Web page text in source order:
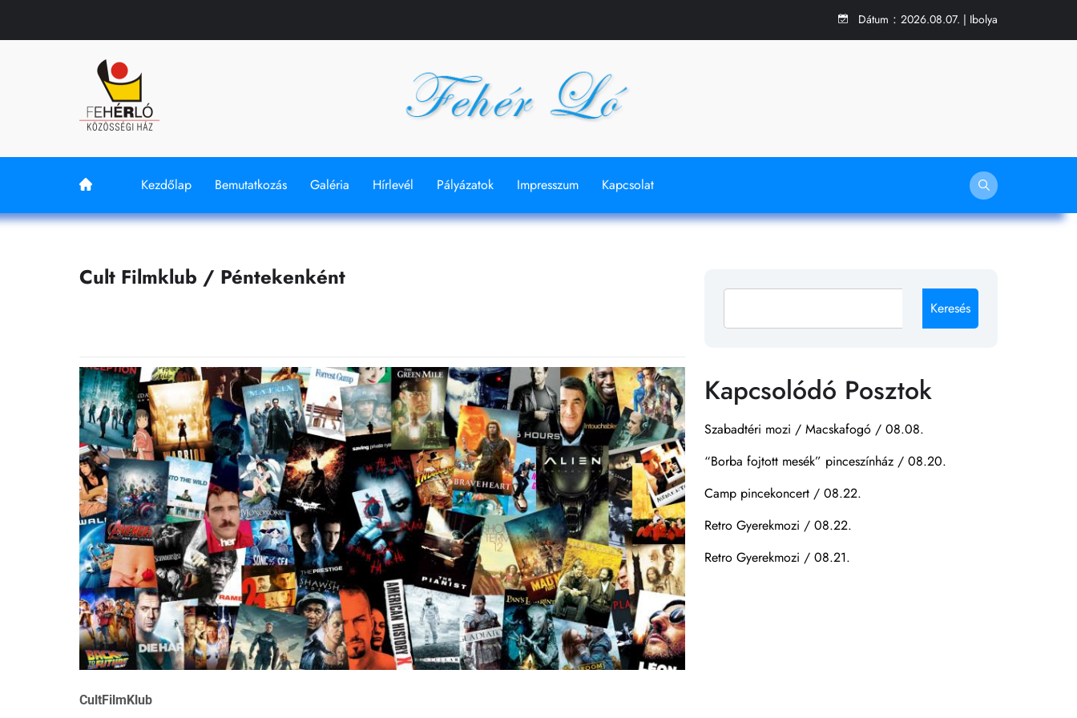
Dátum : 2026.08.07. | Ibolya
Kezdőlap Bemutatkozás Galéria Hírlevél Pályázatok Impresszum Kapcsolat
Cult Filmklub / Péntekenként
CultFilmKlub
Keresés
Kapcsolódó Posztok
Szabadtéri mozi / Macskafogó / 08.08.
“Borba fojtott mesék” pinceszínház / 08.20.
Camp pincekoncert / 08.22.
Retro Gyerekmozi / 08.22.
Retro Gyerekmozi / 08.21.